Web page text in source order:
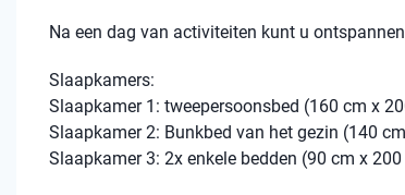
Na een dag van activiteiten kunt u
Slaapkamers:
Slaapkamer 1: tweepersoonsbed (160 cm x
Slaapkamer 2: Bunkbed van het gezin (140
Slaapkamer 3: 2x enkele bedden (90 cm x